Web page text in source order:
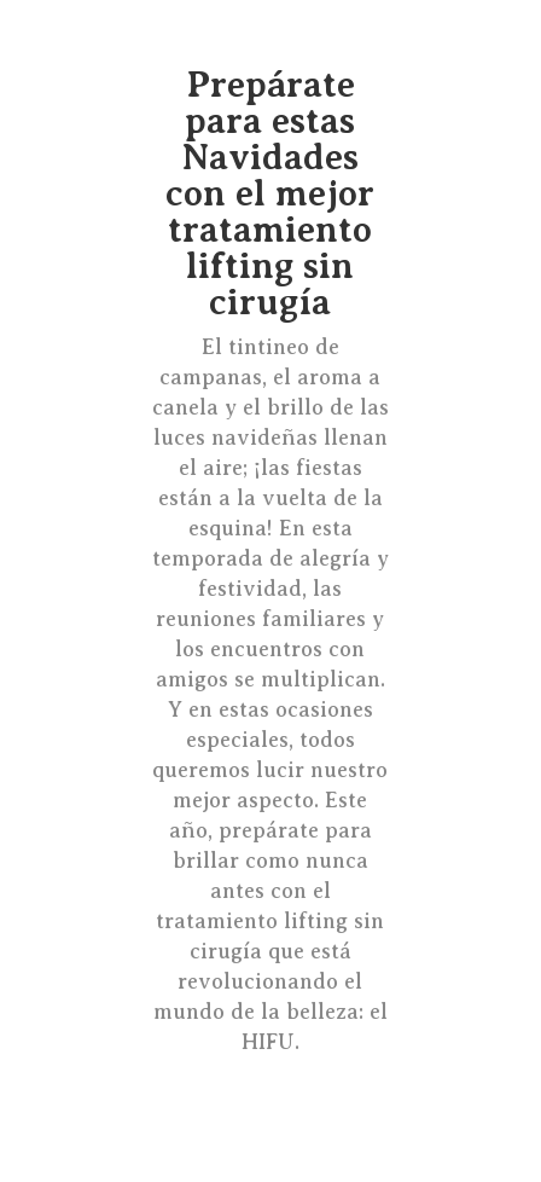
Prepárate
para estas
Navidades
con el mejor
tratamiento
lifting sin
cirugía
El tintineo de
campanas, el aroma a
canela y el brillo de las
luces navideñas llenan
el aire; ¡las fiestas
están a la vuelta de la
esquina! En esta
temporada de alegría y
festividad, las
reuniones familiares y
los encuentros con
amigos se multiplican.
Y en estas ocasiones
especiales, todos
queremos lucir nuestro
mejor aspecto. Este
año, prepárate para
brillar como nunca
antes con el
tratamiento lifting sin
cirugía que está
revolucionando el
mundo de la belleza: el
HIFU.